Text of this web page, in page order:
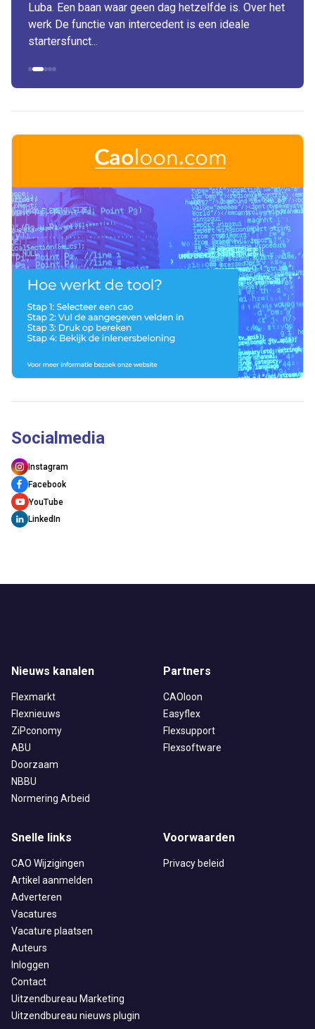
Luba. Een baan waar geen dag hetzelfde is. Over het
werk De functie van intercedent is een ideale
startersfunct...
Socialmedia
Instagram
Facebook
YouTube
LinkedIn
Nieuws kanalen
Flexmarkt
Flexnieuws
ZiPconomy
ABU
Doorzaam
NBBU
Normering Arbeid
Partners
CAOloon
Easyflex
Flexsupport
Flexsoftware
Snelle links
CAO Wijzigingen
Artikel aanmelden
Adverteren
Vacatures
Vacature plaatsen
Auteurs
Inloggen
Contact
Uitzendbureau Marketing
Uitzendbureau nieuws plugin
Voorwaarden
Privacy beleid